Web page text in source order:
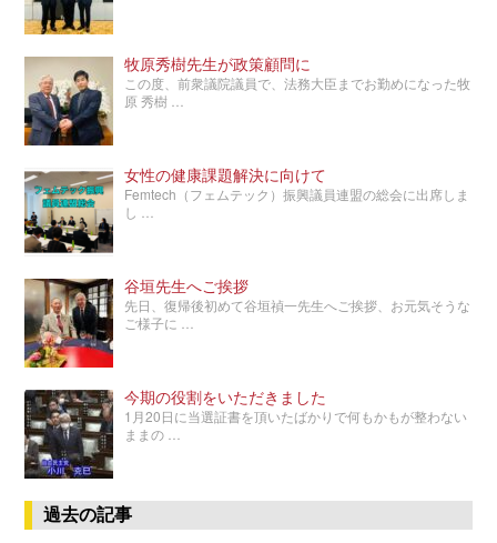
牧原秀樹先生が政策顧問に
この度、前衆議院議員で、法務大臣までお勤めになった牧
原 秀樹 …
女性の健康課題解決に向けて
Femtech（フェムテック）振興議員連盟の総会に出席しま
し …
谷垣先生へご挨拶
先日、復帰後初めて谷垣禎一先生へご挨拶、お元気そうな
ご様子に …
今期の役割をいただきました
1月20日に当選証書を頂いたばかりで何もかもが整わない
ままの …
過去の記事